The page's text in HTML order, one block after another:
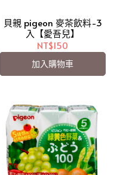
貝親 pigeon 麥茶飲料-3
入【愛吾兒】
NT$150
加入購物車